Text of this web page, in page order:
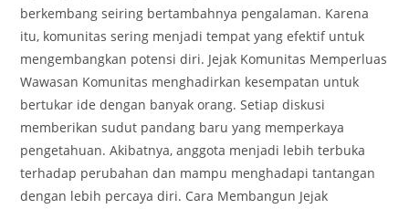
berkembang seiring bertambahnya pengalaman. Karena
itu, komunitas sering menjadi tempat yang efektif untuk
mengembangkan potensi diri. Jejak Komunitas Memperluas
Wawasan Komunitas menghadirkan kesempatan untuk
bertukar ide dengan banyak orang. Setiap diskusi
memberikan sudut pandang baru yang memperkaya
pengetahuan. Akibatnya, anggota menjadi lebih terbuka
terhadap perubahan dan mampu menghadapi tantangan
dengan lebih percaya diri. Cara Membangun Jejak